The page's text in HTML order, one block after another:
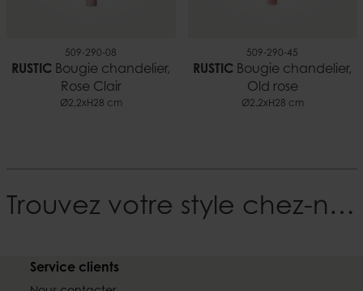
509-290-08
RUSTIC Bougie chandelier,
Rose Clair
Ø2,2xH28 cm
509-290-45
RUSTIC Bougie chandelier,
Old rose
Ø2,2xH28 cm
Trouvez votre style chez-nous
Service clients